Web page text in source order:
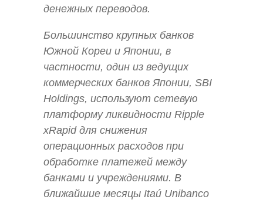
денежных переводов.
Большинство крупных банков
Южной Кореи и Японии, в
частности, один из ведущих
коммерческих банков Японии, SBI
Holdings, используют сетевую
платформу ликвидности Ripple
xRapid для снижения
операционных расходов при
обработке платежей между
банками и учреждениями. В
ближайшие месяцы Itaú Unibanco